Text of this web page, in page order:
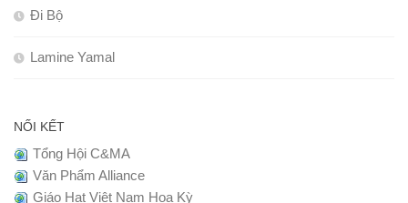
Đi Bộ
Lamine Yamal
NỐI KẾT
Tổng Hội C&MA
Văn Phẩm Alliance
Giáo Hạt Việt Nam Hoa Kỳ